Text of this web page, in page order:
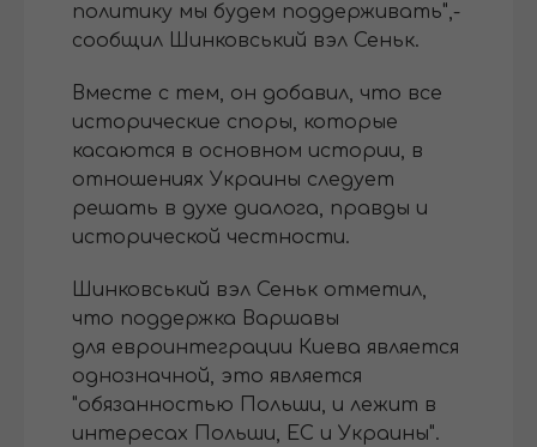
политику мы будем поддерживать",-
сообщил Шинковський вэл Сеньк.
Вместе с тем, он добавил, что все
исторические споры, которые
касаются в основном истории, в
отношениях Украины следует
решать в духе диалога, правды и
исторической честности.
Шинковський вэл Сеньк отметил,
что поддержка Варшавы
для евроинтеграции Киева является
однозначной, это является
"обязанностью Польши, и лежит в
интересах Польши, ЕС и Украины".